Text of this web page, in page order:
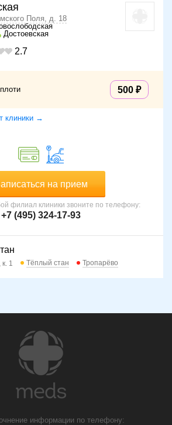
Поля, д. 18
Достоевская
2.7
500
клиники →
на прием
филиал клиники звоните по телефону:
+7 (495) 324-17-93
1 Тёплый стан Тропарёво
информации по телефону: